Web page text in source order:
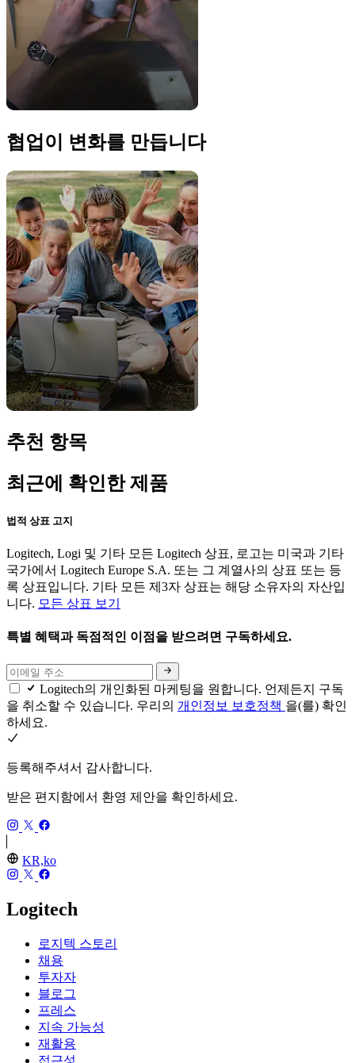
협업이 변화를 만듭니다
추천 항목
최근에 확인한 제품
법적 상표 고지
Logitech, Logi 및 기타 모든 Logitech 상표, 로고는 미국과 기타
국가에서 Logitech Europe S.A. 또는 그 계열사의 상표 또는 등
록 상표입니다. 기타 모든 제3자 상표는 해당 소유자의 자산입
니다. 모든 상표 보기
특별 혜택과 독점적인 이점을 받으려면 구독하세요.
Logitech의 개인화된 마케팅을 원합니다. 언제든지 구독
을 취소할 수 있습니다. 우리의 개인정보 보호정책 을(를) 확인
하세요.
등록해주셔서 감사합니다.
받은 편지함에서 환영 제안을 확인하세요.
KR,ko
Logitech
로지텍 스토리
채용
투자자
블로그
프레스
지속 가능성
재활용